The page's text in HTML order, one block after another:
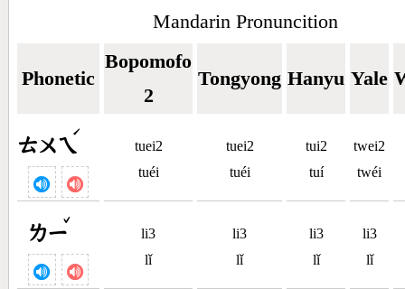
Mandarin Pronuncition
Phonetic
Bopomofo
2
Tongyong Hanyu Yale
ㄊㄨㄟ
ˊ
tuei2
tuéi
tuei2
tuéi
tui2
tuí
twei2
twéi
ㄌㄧ
ˇ
li3
lǐ
li3
lǐ
li3
lǐ
li3
lǐ